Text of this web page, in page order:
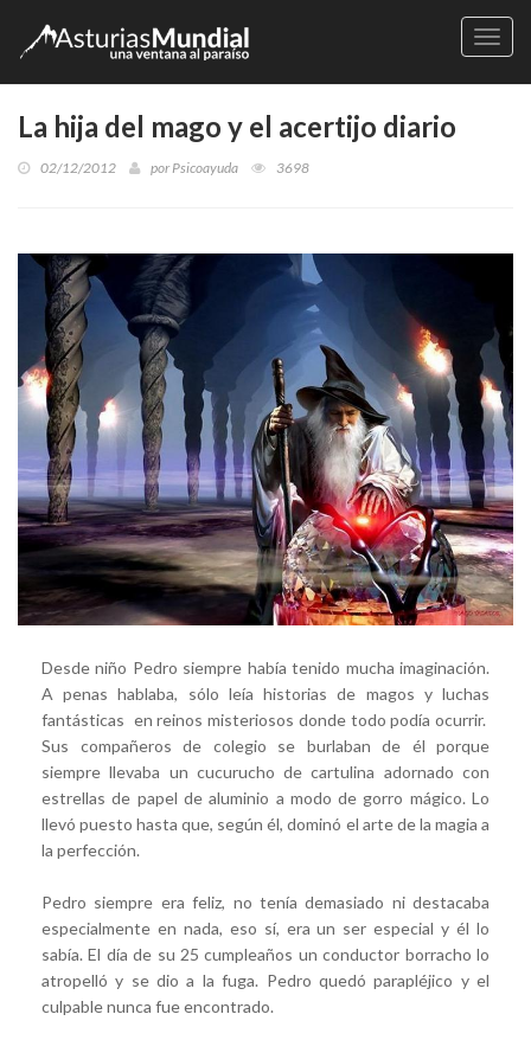
La hija del mago y el acertijo diario
02/12/2012 porPsicoayuda 3698
Desde niño Pedro siempre había tenido mucha imaginación.
A penas hablaba, sólo leía historias de magos y luchas
fantásticas en reinos misteriosos donde todo podía ocurrir.
Sus compañeros de colegio se burlaban de él porque
siempre llevaba un cucurucho de cartulina adornado con
estrellas de papel de aluminio a modo de gorro mágico. Lo
llevó puesto hasta que, según él, dominó el arte de la magia a
la perfección.
Pedro siempre era feliz, no tenía demasiado ni destacaba
especialmente en nada, eso sí, era un ser especial y él lo
sabía. El día de su 25 cumpleaños un conductor borracho lo
atropelló y se dio a la fuga. Pedro quedó parapléjico y el
culpable nunca fue encontrado.